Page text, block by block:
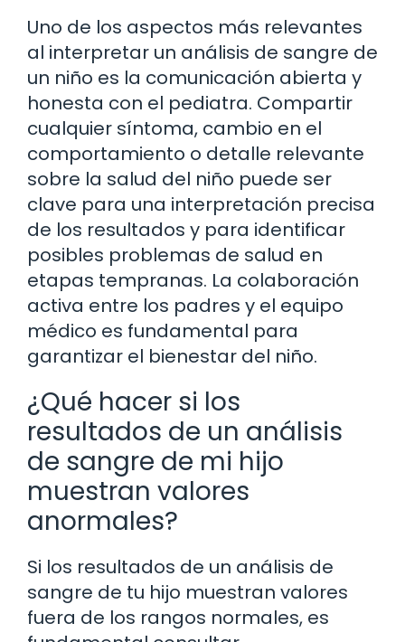
Uno de los aspectos más relevantes
al interpretar un análisis de sangre de
un niño es la comunicación abierta y
honesta con el pediatra. Compartir
cualquier síntoma, cambio en el
comportamiento o detalle relevante
sobre la salud del niño puede ser
clave para una interpretación precisa
de los resultados y para identificar
posibles problemas de salud en
etapas tempranas. La colaboración
activa entre los padres y el equipo
médico es fundamental para
garantizar el bienestar del niño.
¿Qué hacer si los
resultados de un análisis
de sangre de mi hijo
muestran valores
anormales?
Si los resultados de un análisis de
sangre de tu hijo muestran valores
fuera de los rangos normales, es